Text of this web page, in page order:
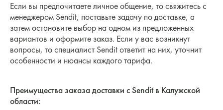
Если вы предпочитаете личное общение, то свяжитесь с
менеджером Sendit, поставьте задачу по доставке, а
затем остановите выбор на одном из предложенных
вариантов и оформите заказ. Если у вас возникнут
вопросы, то специалист Sendit ответит на них, уточнит
особенности и нюансы каждого тарифа.
Преимущества заказа доставки с Sendit в Калужской
области: